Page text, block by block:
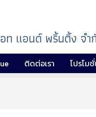
ท แอนด์ พริ้นติ้ง จำ
ติดต่อเรา โปรโม